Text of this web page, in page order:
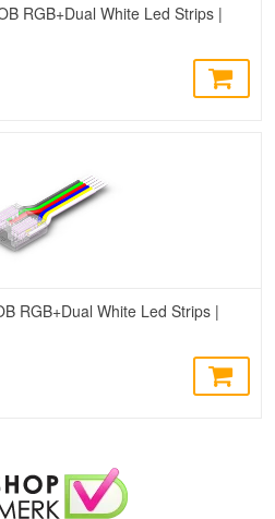
RGB+Dual White Led Strips |
RGB+Dual White Led Strips |